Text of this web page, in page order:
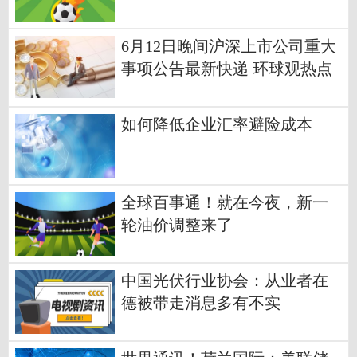
6月12日晚间沪深上市公司重大
事项公告最新快递 环球观热点
如何降低企业汇率避险成本
全球百事通！就在今夜，新一
轮油价调整来了
中国光伏行业协会：从业者在
德被带走消息多有不实